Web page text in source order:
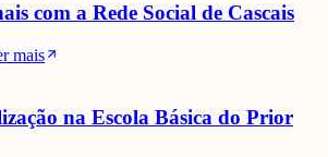
com a Rede Social de Cascais
mais
na Escola Básica do Prior